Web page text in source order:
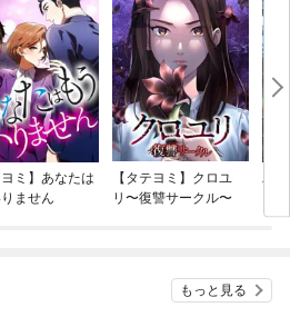
の管理 本書は計算例や実例が豊富で、
セルコードも充実しており、MAEを効果
を指南する決定的ガイドになっている。
）ノースウエスト銀行持株会社で
・コーポレーションの元分散投資部門部
オブ・ストック・アンド・コモディティ
で、自らもトレーディングを行ってい
ヨミ】あなたは
ません
【タテヨミ】クロユ
リ〜復讐サークル〜
バ
今
もっと見る